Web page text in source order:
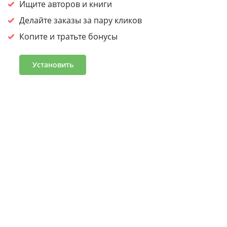
30% на первый заказ
Принять
Ищите авторов и книги
Делайте заказы за пару кликов
Копите и тратьте бонусы
Установить